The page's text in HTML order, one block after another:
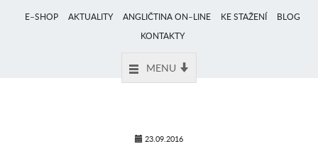
E–SHOP AKTUALITY ANGLIČTINA ON–LINE KE STAŽENÍ
BLOG
KONTAKTY
MENU
23.09.2016